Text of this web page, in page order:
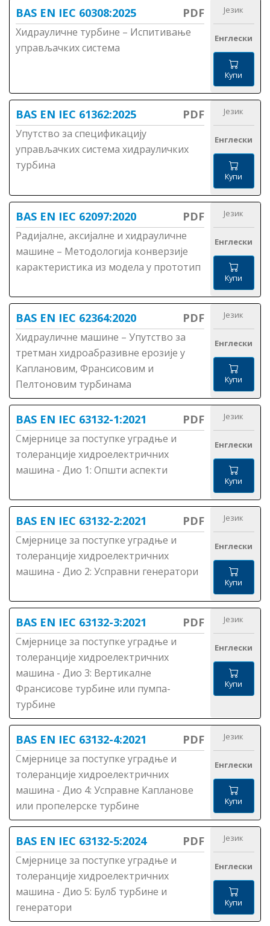
BAS EN IEC 60308:2025 PDF
Хидрауличне турбине – Испитивање
управљачких система
Језик
Енглески
Купи
BAS EN IEC 61362:2025 PDF
Упутство за спецификацију
управљачких система хидрауличких
турбина
Језик
Енглески
Купи
BAS EN IEC 62097:2020 PDF
Радијалне, аксијалне и хидрауличне
машине – Методологија конверзије
карактеристика из модела у прототип
Језик
Енглески
Купи
BAS EN IEC 62364:2020 PDF
Хидрауличне машине – Упутство за
третман хидроабразивне ерозије у
Каплановим, Франсисовим и
Пелтоновим турбинама
Језик
Енглески
Купи
BAS EN IEC 63132-1:2021 PDF
Смјернице за поступке уградње и
толеранције хидроелектричних
машина - Дио 1: Општи аспекти
Језик
Енглески
Купи
BAS EN IEC 63132-2:2021 PDF
Смјернице за поступке уградње и
толеранције хидроелектричних
машина - Дио 2: Усправни генератори
Језик
Енглески
Купи
BAS EN IEC 63132-3:2021 PDF
Смјернице за поступке уградње и
толеранције хидроелектричних
машина - Дио 3: Вертикалне
Франсисове турбине или пумпа-
турбине
Језик
Енглески
Купи
BAS EN IEC 63132-4:2021 PDF
Смјернице за поступке уградње и
толеранције хидроелектричних
машина - Дио 4: Усправне Капланове
или пропелерске турбине
Језик
Енглески
Купи
BAS EN IEC 63132-5:2024 PDF
Смјернице за поступке уградње и
толеранције хидроелектричних
машина - Дио 5: Булб турбине и
генератори
Језик
Енглески
Купи